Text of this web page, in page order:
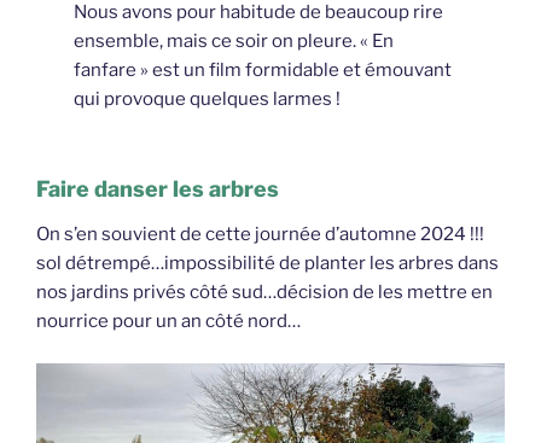
Nous avons pour habitude de beaucoup rire
ensemble, mais ce soir on pleure. « En
fanfare » est un film formidable et émouvant
qui provoque quelques larmes !
Faire danser les arbres
On s’en souvient de cette journée d’automne 2024 !!!
sol détrempé…impossibilité de planter les arbres dans
nos jardins privés côté sud…décision de les mettre en
nourrice pour un an côté nord…